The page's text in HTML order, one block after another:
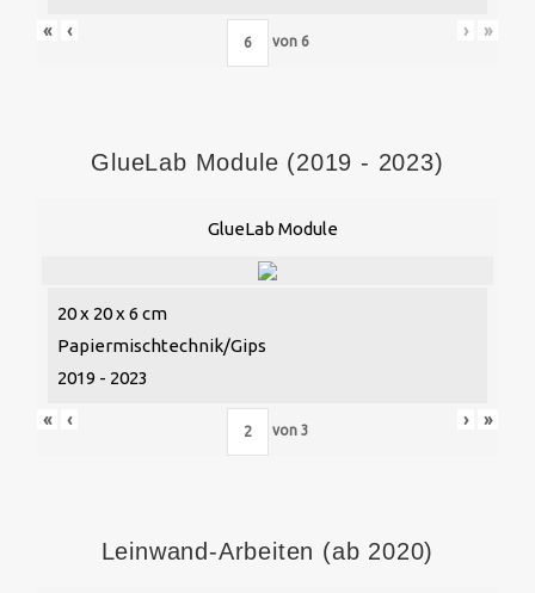
« ‹
von 6
› »
GlueLab Module (2019 - 2023)
GlueLab Module
20 x 20 x 6 cm
Papiermischtechnik/Gips
2019 - 2023
« ‹
von 3
› »
Leinwand-Arbeiten (ab 2020)